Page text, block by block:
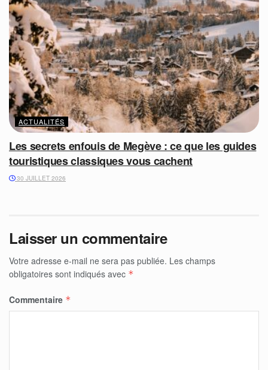
ACTUALITÉS
Les secrets enfouis de Megève : ce que les guides
touristiques classiques vous cachent
30 JUILLET 2026
Laisser un commentaire
Votre adresse e-mail ne sera pas publiée. Les champs
obligatoires sont indiqués avec *
Commentaire *